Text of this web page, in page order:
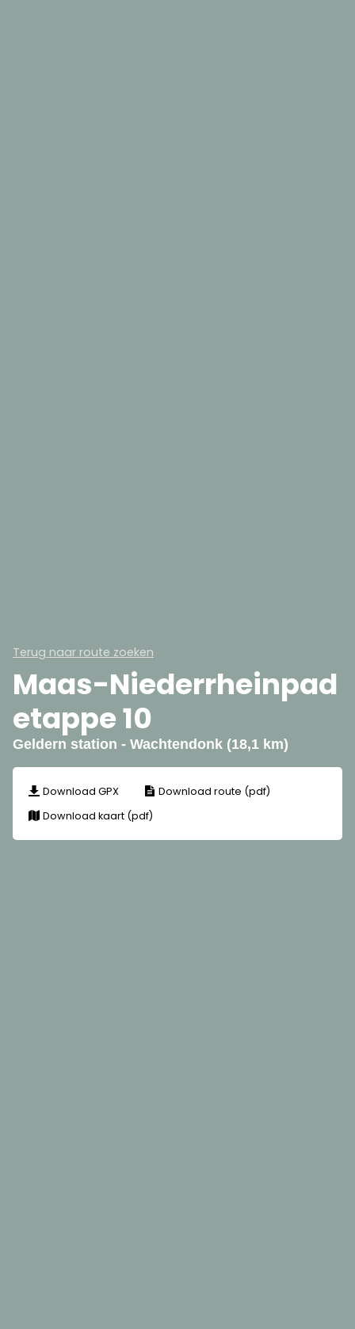
Terug naar route zoeken
Maas-Niederrheinpad
etappe 10
Geldern station - Wachtendonk (18,1 km)
Download GPX
Download route (pdf)
Download kaart (pdf)